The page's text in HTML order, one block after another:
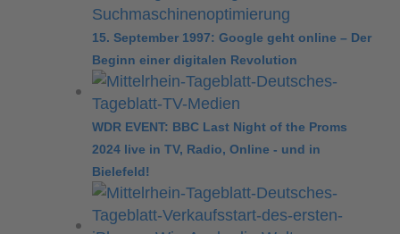
15. September 1997: Google geht online – Der
Beginn einer digitalen Revolution
WDR EVENT: BBC Last Night of the Proms
2024 live in TV, Radio, Online - und in
Bielefeld!